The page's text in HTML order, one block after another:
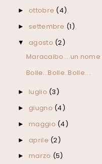
► ottobre (4)
► settembre (1)
▼ agosto (2)
Maracaibo....un
Bolle...Bolle..Bolle....
► luglio (3)
► giugno (4)
► maggio (4)
► aprile (2)
► marzo (5)